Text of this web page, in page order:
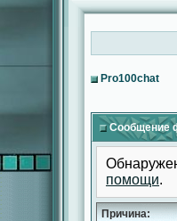
Pro100chat
Сообщение
помощи.
Причина: